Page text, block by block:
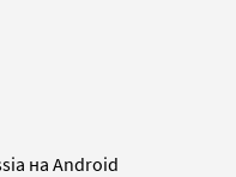
на Android